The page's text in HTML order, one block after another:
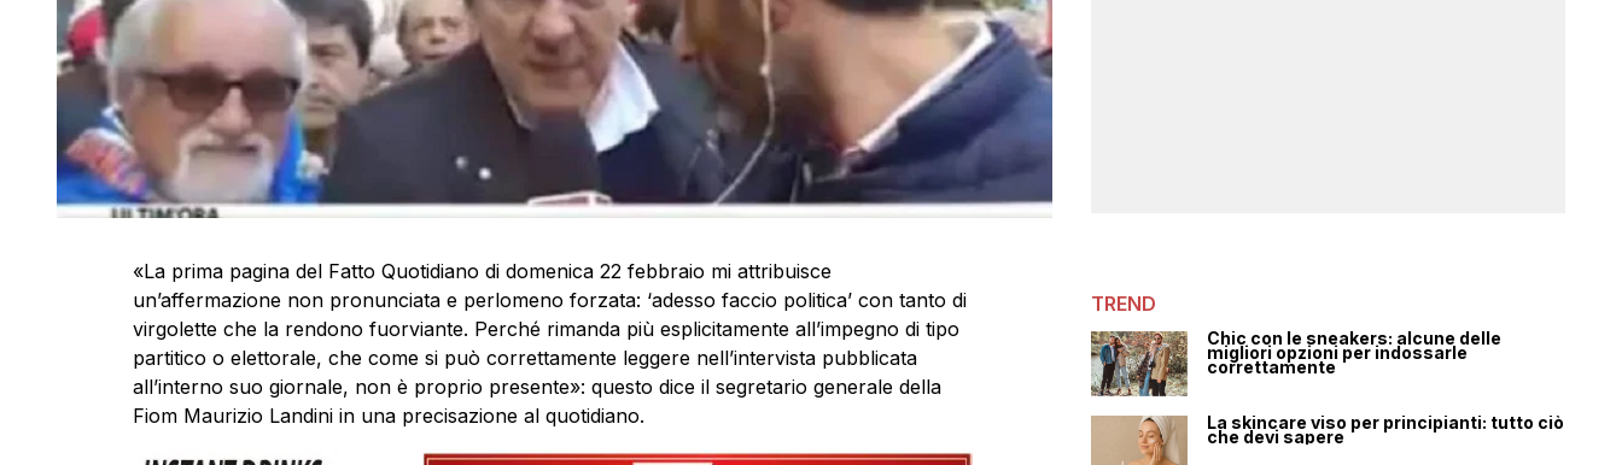
«La prima pagina del Fatto Quotidiano di domenica 22 febbraio mi attribuisce
un’affermazione non pronunciata e perlomeno forzata: ‘adesso faccio politica’ con tanto di
virgolette che la rendono fuorviante. Perché rimanda più esplicitamente all’impegno di tipo
partitico o elettorale, che come si può correttamente leggere nell’intervista pubblicata
all’interno suo giornale, non è proprio presente»: questo dice il segretario generale della
Fiom Maurizio Landini in una precisazione al quotidiano.
TREND
Chic con le sneakers: alcune delle
migliori opzioni per indossarle
correttamente
La skincare viso per principianti: tutto ciò
che devi sapere